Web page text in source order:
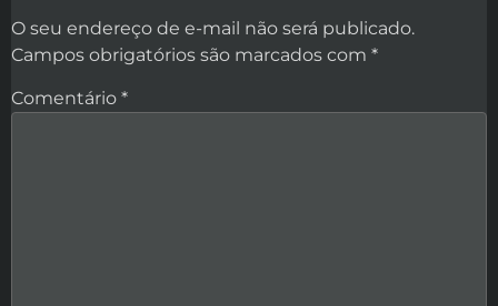
O seu endereço de e-mail não será publicado.
Campos obrigatórios são marcados com *
Comentário *